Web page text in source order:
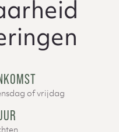
of vrijdag